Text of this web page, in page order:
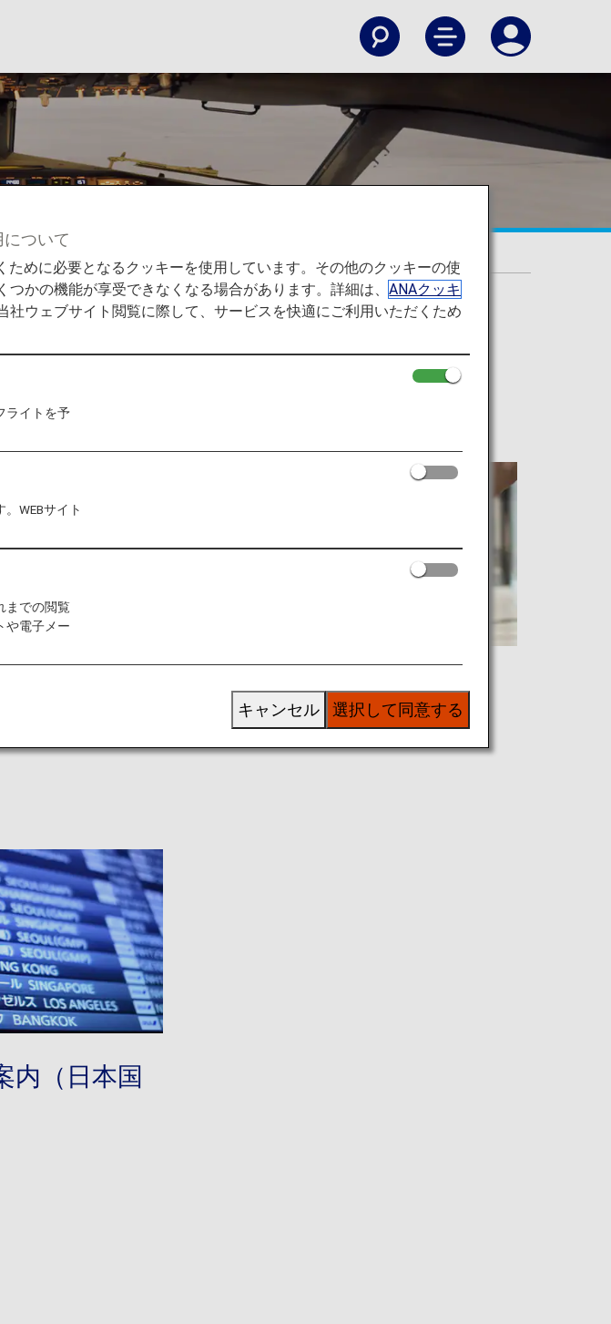
My Booking（予約確認）
内（日本国
ついて
めに必要となるクッキーを使用しています。その他のクッキーの使
つかの機能が享受できなくなる場合があります。詳細は、ANAクッキ
社ウェブサイト閲覧に際して、サービスを快適にご利用いただくため
ライトを予
WEBサイト
までの閲覧
や電子メー
選択して同意する
キャンセル